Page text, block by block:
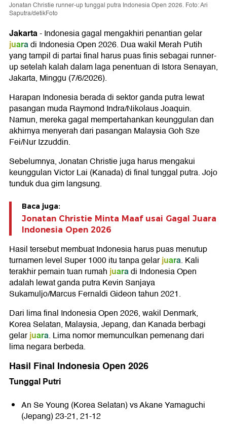
Jonatan Christie runner-up tunggal putra Indonesia Open 2026. Foto: Ari
Saputra/detikFoto
Jakarta- Indonesia gagal mengakhiri penantian gelar
juaradi Indonesia Open 2026. Dua wakil Merah Putih
yang tampil di partai final harus puas finis sebagai runner-
up setelah kalah dalam laga penentuan di Istora Senayan,
Jakarta, Minggu (7/6/2026).
Harapan Indonesia berada di sektor ganda putra lewat
pasangan muda Raymond Indra/Nikolaus Joaquin.
Namun, mereka gagal mempertahankan keunggulan dan
akhirnya menyerah dari pasangan Malaysia Goh Sze
Fei/Nur Izzuddin.
Sebelumnya, Jonatan Christie juga harus mengakui
keunggulan Victor Lai (Kanada) di final tunggal putra. Jojo
tunduk dua gim langsung.
Baca juga:
Jonatan Christie Minta Maaf usai Gagal Juara
Indonesia Open 2026
Hasil tersebut membuat Indonesia harus puas menutup
turnamen level Super 1000 itu tanpa gelarjuara. Kali
terakhir pemain tuan rumahjuaradi Indonesia Open
adalah lewat ganda putra Kevin Sanjaya
Sukamuljo/Marcus Fernaldi Gideon tahun 2021.
Dari lima final Indonesia Open 2026, wakil Denmark,
Korea Selatan, Malaysia, Jepang, dan Kanada berbagi
gelarjuara. Lima nomor memunculkan pemenang dari
lima negara berbeda.
Hasil Final Indonesia Open 2026
Tunggal Putri
An Se Young (Korea Selatan) vs Akane Yamaguchi
(Jepang) 23-21, 21-12